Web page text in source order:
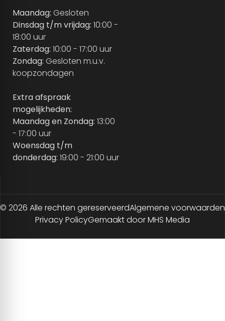
Maandag: Gesloten
Dinsdag t/m vrijdag: 10:00 -
18:00 uur
Zaterdag: 10:00 - 17:00 uur
Zondag: Gesloten m.u.v.
koopzondagen
Extra afspraak
mogelijkheden:
Maandag en Zondag: 13:00
- 17:00 uur
Woensdag t/m
donderdag: 19:00 - 21:00 uur
© 2026 Alle rechten gereserveerdAlgemene voorwaarden
Privacy PolicyGemaakt door MHS Media